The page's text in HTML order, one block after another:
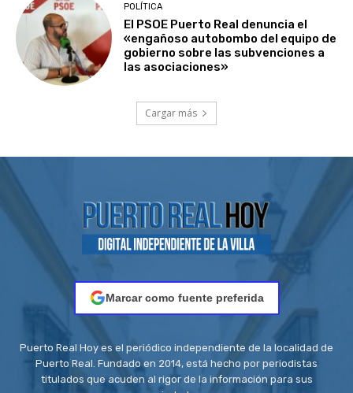
POLÍTICA
El PSOE Puerto Real denuncia el
«engañoso autobombo del equipo de
gobierno sobre las subvenciones a
las asociaciones»
Cargar más
Marcar como fuente preferida
Puerto Real Hoy es el periódico independiente de la localidad de
Puerto Real. Fundado en 2014, está hecho por periodistas
titulados que acuden al rigor de la información para sus